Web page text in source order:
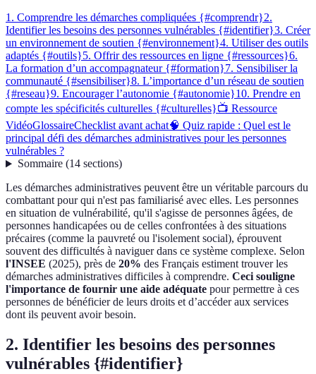
1. Comprendre les démarches compliquées {#comprendr}2.
Identifier les besoins des personnes vulnérables {#identifier}3. Créer
un environnement de soutien {#environnement}4. Utiliser des outils
adaptés {#outils}5. Offrir des ressources en ligne {#ressources}6.
La formation d’un accompagnateur {#formation}7. Sensibiliser la
communauté {#sensibiliser}8. L’importance d’un réseau de soutien
{#reseau}9. Encourager l’autonomie {#autonomie}10. Prendre en
compte les spécificités culturelles {#culturelles}📺 Ressource
VidéoGlossaireChecklist avant achat🧠 Quiz rapide : Quel est le
principal défi des démarches administratives pour les personnes
vulnérables ?
Sommaire(14 sections)
Les démarches administratives peuvent être un véritable parcours du
combattant pour qui n'est pas familiarisé avec elles. Les personnes
en situation de vulnérabilité, qu'il s'agisse de personnes âgées, de
personnes handicapées ou de celles confrontées à des situations
précaires (comme la pauvreté ou l'isolement social), éprouvent
souvent des difficultés à naviguer dans ce système complexe. Selon
l'INSEE (2025), près de 20% des Français estiment trouver les
démarches administratives difficiles à comprendre. Ceci souligne
l'importance de fournir une aide adéquate pour permettre à ces
personnes de bénéficier de leurs droits et d’accéder aux services
dont ils peuvent avoir besoin.
2. Identifier les besoins des personnes
vulnérables {#identifier}